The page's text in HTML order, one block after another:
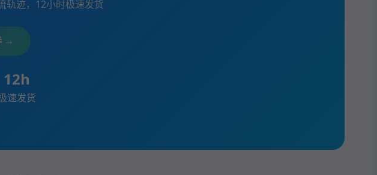
轨迹，12小时极速发货
→
12h
速发货